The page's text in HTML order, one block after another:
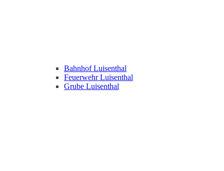
Bahnhof Luisenthal
Feuerwehr Luisenthal
Grube Luisenthal